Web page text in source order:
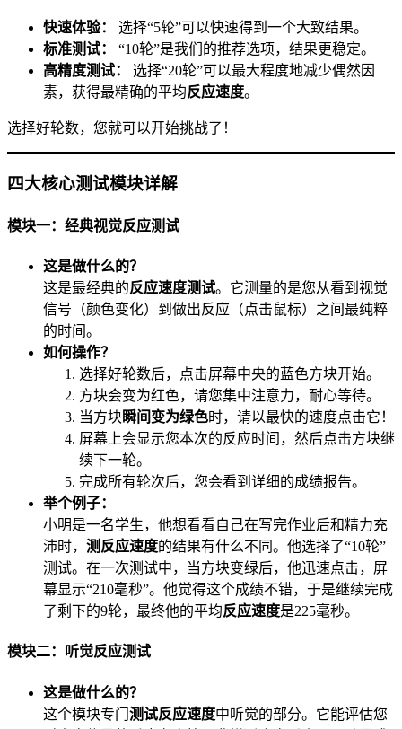
快速体验：
选择“5轮”可以快速得到一个大致结果。
标准测试：
“10轮”是我们的推荐选项，结果更稳定。
高精度测试：
选择“20轮”可以最大程度地减少偶然因
素，获得最精确的平均反应速度。
选择好轮数，您就可以开始挑战了！
四大核心测试模块详解
模块一：经典视觉反应测试
这是做什么的？
这是最经典的反应速度测试。它测量的是您从看到视觉
信号（颜色变化）到做出反应（点击鼠标）之间最纯粹
的时间。
如何操作？
选择好轮数后，点击屏幕中央的蓝色方块开始。
方块会变为红色，请您集中注意力，耐心等待。
当方块瞬间变为绿色时，请以最快的速度点击它！
屏幕上会显示您本次的反应时间，然后点击方块继
续下一轮。
完成所有轮次后，您会看到详细的成绩报告。
举个例子：
小明是一名学生，他想看看自己在写完作业后和精力充
沛时， 测反应速度的结果有什么不同。他选择了“10轮”
测试。在一次测试中，当方块变绿后，他迅速点击，屏
幕显示“210毫秒”。他觉得这个成绩不错，于是继续完成
了剩下的9轮，最终他的平均反应速度是225毫秒。
模块二：听觉反应测试
这是做什么的？
这个模块专门 测试反应速度中听觉的部分。它能评估您